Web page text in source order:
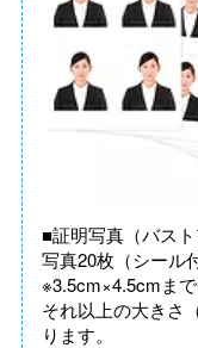
■証明写真（バス
写真20枚（シール
※3.5cm×4.5cmま
それ以上の大きさ
ります。